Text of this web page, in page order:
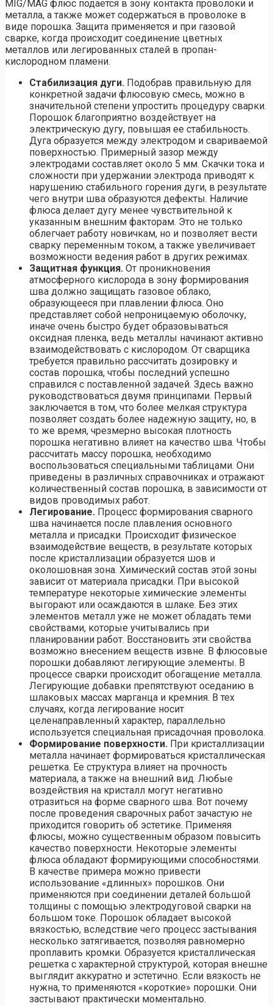
MIG/MAG флюс подается в зону контакта проволоки и
металла, а также может содержаться в проволоке в
виде порошка. Защита применяется и при газовой
сварке, когда происходит соединение цветных
металлов или легированных сталей в пропан-
кислородном пламени.
Стабилизация дуги. Подобрав правильную для
конкретной задачи флюсовую смесь, можно в
значительной степени упростить процедуру сварки.
Порошок благоприятно воздействует на
электрическую дугу, повышая ее стабильность.
Дуга образуется между электродом и свариваемой
поверхностью. Примерный зазор между
электродами составляет около 5 мм. Скачки тока и
сложности при удержании электрода приводят к
нарушению стабильного горения дуги, в результате
чего внутри шва образуются дефекты. Наличие
флюса делает дугу менее чувствительной к
указанным внешним факторам. Это не только
облегчает работу новичкам, но и позволяет вести
сварку переменным током, а также увеличивает
возможности ведения работ в других режимах.
Защитная функция. От проникновения
атмосферного кислорода в зону формирования
шва должно защищать газовое облако,
образующееся при плавлении флюса. Оно
представляет собой непроницаемую оболочку,
иначе очень быстро будет образовываться
оксидная пленка, ведь металлы начинают активно
взаимодействовать с кислородом. От сварщика
требуется правильно рассчитать дозировку и
состав порошка, чтобы последний успешно
справился с поставленной задачей. Здесь важно
руководствоваться двумя принципами. Первый
заключается в том, что более мелкая структура
позволяет создать более надежную защиту, но, в
то же время, чрезмерно высокая плотность
порошка негативно влияет на качество шва. Чтобы
рассчитать массу порошка, необходимо
воспользоваться специальными таблицами. Они
приведены в различных справочниках и отражают
количественный состав порошка, в зависимости от
видов проводимых работ.
Легирование. Процесс формирования сварного
шва начинается после плавления основного
металла и присадки. Происходит физическое
взаимодействие веществ, в результате которых
после кристаллизации образуется шов и
околошовная зона. Химический состав этой зоны
зависит от материала присадки. При высокой
температуре некоторые химические элементы
выгорают или осаждаются в шлаке. Без этих
элементов металл уже не может обладать теми
свойствами, которые учитывались при
планировании работ. Восстановить эти свойства
возможно внесением веществ извне. В флюсовые
порошки добавляют легирующие элементы. В
процессе сварки происходит обогащение металла.
Легирующие добавки препятствуют оседанию в
шлаковых массах марганца и кремния. В тех
случаях, когда легирование носит
целенаправленный характер, параллельно
используется специальная присадочная проволока.
Формирование поверхности. При кристаллизации
металла начинает формироваться кристаллическая
решетка. Ее структура влияет на прочность
материала, а также на внешний вид. Любые
воздействия на кристалл могут негативно
отразиться на форме сварного шва. Вот почему
после проведения сварочных работ зачастую не
приходится говорить об эстетике. Применяя
флюсы, можно существенным образом повысить
качество поверхности. Некоторые элементы
флюса обладают формирующими способностями.
В качестве примера можно привести
использование «длинных» порошков. Они
применяются при соединении деталей большой
толщины с помощью электродуговой сварки на
большом токе. Порошок обладает высокой
вязкостью, вследствие чего процесс застывания
несколько затягивается, позволяя равномерно
проплавить кромки. Образуется кристаллическая
решетка с характерной структурой, которая внешне
выглядит аккуратно и эстетично. Если вязкость не
нужна, то применяются «короткие» порошки. Они
застывают практически моментально.